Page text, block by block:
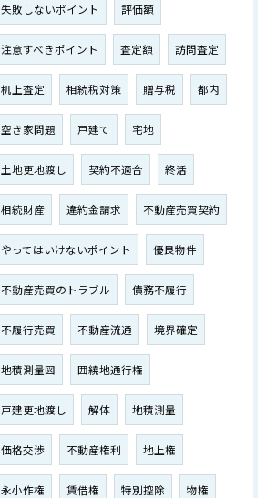
失敗しないポイント 評価額
注意すべきポイント 査定額 訪問査定
机上査定 相続税対策 贈与税 都内
空き家問題 戸建て 宅地
土地更地渡し 契約不適合 終活
相続財産 違約金請求 不動産売買契約
やってはいけないポイント 優良物件
不動産売買のトラブル 債務不履行
不履行売買 不動産流通 境界確定
地積測量図 囲繞地通行権
戸建更地渡し 解体 地積測量
価格交渉 不動産権利 地上権
永小作権 賃借権 特別控除 物権